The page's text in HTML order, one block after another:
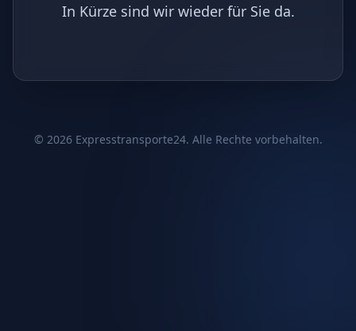
In Kürze sind wir wieder für Sie da.
© 2026Expresstransporte24. Alle Rechte vorbehalten.